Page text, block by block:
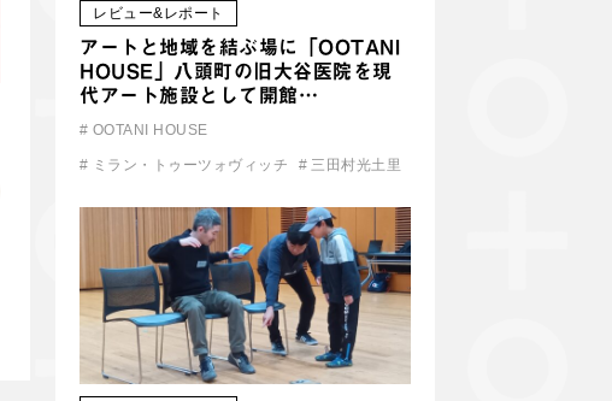
レビュー&レポート
アートと地域を結ぶ場に「OOTANI
HOUSE」八頭町の旧大谷医院を現
代アート施設として開館…
# OOTANI HOUSE
# ミラン・トゥーツォヴィッチ # 三田村光土里